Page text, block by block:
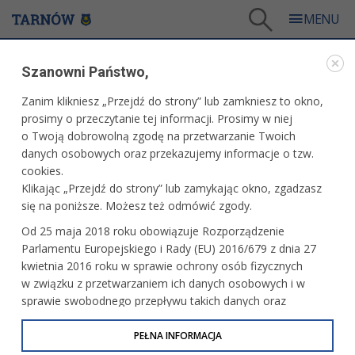
UKS Jedynka Tarnów vs. STS Sandecja Nowy Sącz
WARTO ZOBACZYĆ
MUKS 1811 UNIA TARNÓW VS. AZS UJK KIELCE
24.11.2018, 13:33 24 listopada 2018 r.fot. Artur Gawle
Szanowni Państwo,
Zanim klikniesz „Przejdź do strony” lub zamkniesz to okno,
prosimy o przeczytanie tej informacji. Prosimy w niej
o Twoją dobrowolną zgodę na przetwarzanie Twoich
danych osobowych oraz przekazujemy informacje o tzw.
cookies.
Klikając „Przejdź do strony” lub zamykając okno, zgadzasz
się na poniższe. Możesz też odmówić zgody.
Od 25 maja 2018 roku obowiązuje Rozporządzenie
Parlamentu Europejskiego i Rady (EU) 2016/679 z dnia 27
kwietnia 2016 roku w sprawie ochrony osób fizycznych
w związku z przetwarzaniem ich danych osobowych i w
sprawie swobodnego przepływu takich danych oraz
uchylenia dyrektywy 95/46/WE (określane jako RODO, GDPR
lub Ogólne Rozporządzenie o Ochronie Danych
PEŁNA INFORMACJA